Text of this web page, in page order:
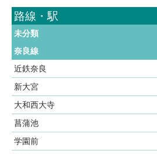
路線・駅
未分類
奈良線
近鉄奈良
新大宮
大和西大寺
菖蒲池
学園前